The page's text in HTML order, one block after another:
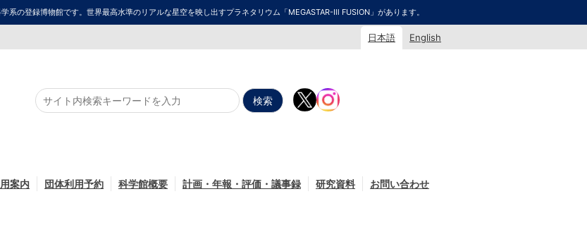
系の登録博物館です。世界最高水準のリアルな星空を映し出すプラネタリウム「MEGASTAR-Ⅲ FUSION」があります。
日本語 English
案内 団体利用予約 科学館概要 計画・年報・評価・議事録 研究資料 お問い合わせ